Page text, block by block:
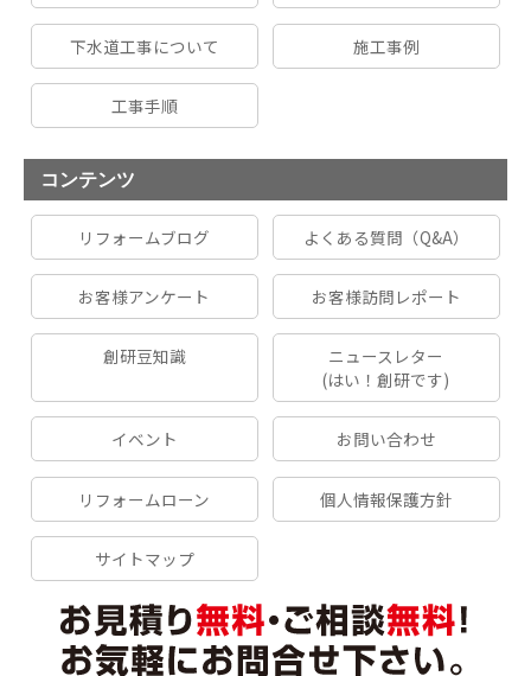
下水道工事について 施工事例
工事手順
コンテンツ
リフォームブログ よくある質問（Q&A）
お客様アンケート お客様訪問レポート
創研豆知識
ニュースレター
(はい！創研です)
イベント お問い合わせ
リフォームローン 個人情報保護方針
サイトマップ